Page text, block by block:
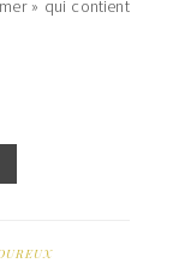
» qui contient